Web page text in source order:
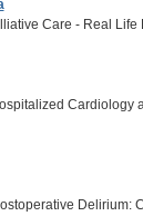
Care - Real